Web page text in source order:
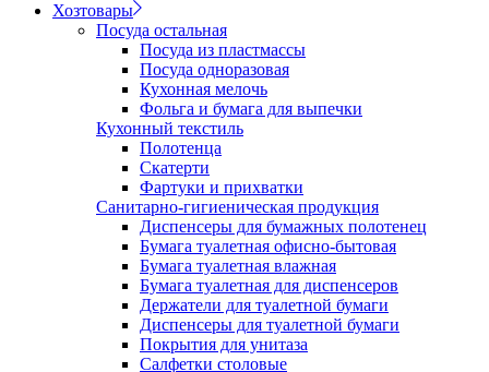
Хозтовары
Посуда остальная
Посуда из пластмассы
Посуда одноразовая
Кухонная мелочь
Фольга и бумага для выпечки
Кухонный текстиль
Полотенца
Скатерти
Фартуки и прихватки
Санитарно-гигиеническая продукция
Диспенсеры для бумажных полотенец
Бумага туалетная офисно-бытовая
Бумага туалетная влажная
Бумага туалетная для диспенсеров
Держатели для туалетной бумаги
Диспенсеры для туалетной бумаги
Покрытия для унитаза
Салфетки столовые